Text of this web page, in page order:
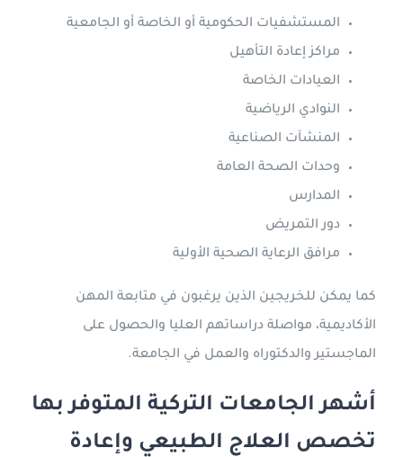
المستشفيات الحكومية أو الخاصة أو الجامعية
مراكز إعادة التأهيل
العيادات الخاصة
النوادي الرياضية
المنشآت الصناعية
وحدات الصحة العامة
المدارس
دور التمريض
مرافق الرعاية الصحية الأولية
كما يمكن للخريجين الذين يرغبون في متابعة المهن
الأكاديمية، مواصلة دراساتهم العليا والحصول على
الماجستير والدكتوراه والعمل في الجامعة.
أشهر الجامعات التركية المتوفر بها
تخصص العلاج الطبيعي وإعادة